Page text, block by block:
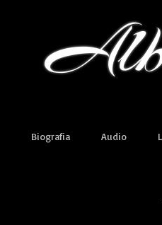
Biografia Audio